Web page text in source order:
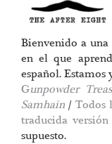
Bienvenido a
en el que
español. Estamos
Gunpowder
Samhain / Todos
traducida versión
supuesto.